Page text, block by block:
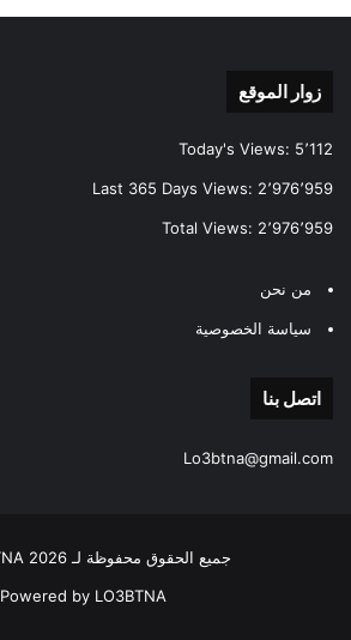
زوار الموقع
Today's Views: 5٬112
Last 365 Days Views: 2٬976٬959
Total Views: 2٬976٬959
من نحن
سياسة الخصوصية
اتصل بنا
Lo3btna@gmail.com
جميع الحقوق محفوظة لـ Lo3BTNA 2026 ©
Powered by LO3BTNA